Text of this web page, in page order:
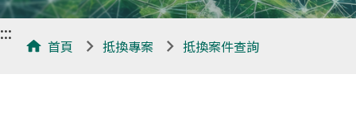
訊
臺
:::
首頁 抵換專案 抵換案件查詢